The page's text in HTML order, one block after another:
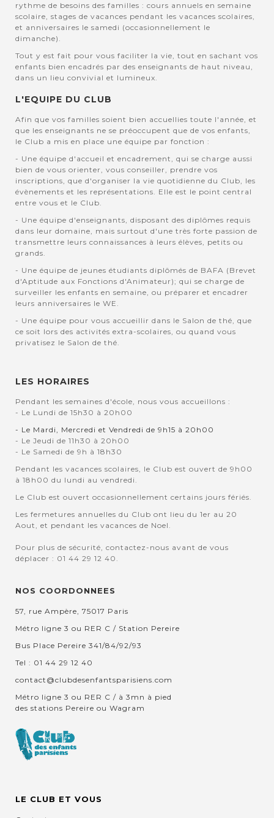
rythme de besoins des familles : cours annuels en semaine
scolaire, stages de vacances pendant les vacances scolaires,
et anniversaires le samedi (occasionnellement le
dimanche).
Tout y est fait pour vous faciliter la vie, tout en sachant vos
enfants bien encadrés par des enseignants de haut niveau,
dans un lieu convivial et lumineux.
L'EQUIPE DU CLUB
Afin que vos familles soient bien accuellies toute l'année, et
que les enseignants ne se préoccupent que de vos enfants,
le Club a mis en place une équipe par fonction :
- Une équipe d'accueil et encadrement, qui se charge aussi
bien de vous orienter, vous conseiller, prendre vos
inscriptions, que d'organiser la vie quotidienne du Club, les
évènements et les représentations. Elle est le point central
entre vous et le Club.
- Une équipe d'enseignants, disposant des diplômes requis
dans leur domaine, mais surtout d'une très forte passion de
transmettre leurs connaissances à leurs élèves, petits ou
grands.
- Une équipe de jeunes étudiants diplômés de BAFA (Brevet
d'Aptitude aux Fonctions d'Animateur); qui se charge de
surveiller les enfants en semaine, ou préparer et encadrer
leurs anniversaires le WE.
- Une équipe pour vous accueillir dans le Salon de thé, que
ce soit lors des activités extra-scolaires, ou quand vous
privatisez le Salon de thé.
LES HORAIRES
Pendant les semaines d'école, nous vous accueillons :
- Le Lundi de 15h30 à 20h00
- Le Mardi, Mercredi et Vendredi de 9h15 à 20h00
- Le Jeudi de 11h30 à 20h00
- Le Samedi de 9h à 18h30
Pendant les vacances scolaires, le Club est ouvert de 9h00
à 18h00 du lundi au vendredi.
Le Club est ouvert occasionnellement certains jours fériés.
Les fermetures annuelles du Club ont lieu du 1er au 20
Aout, et pendant les vacances de Noel.
Pour plus de sécurité, contactez-nous avant de vous
déplacer : 01 44 29 12 40.
NOS COORDONNEES
57, rue Ampère, 75017 Paris
Métro ligne 3 ou RER C / Station Pereire
Bus Place Pereire 341/84/92/93
Tel : 01 44 29 12 40
contact@clubdesenfantsparisiens.com
Métro ligne 3 ou RER C / à 3mn à pied
des stations Pereire ou Wagram
LE CLUB ET VOUS